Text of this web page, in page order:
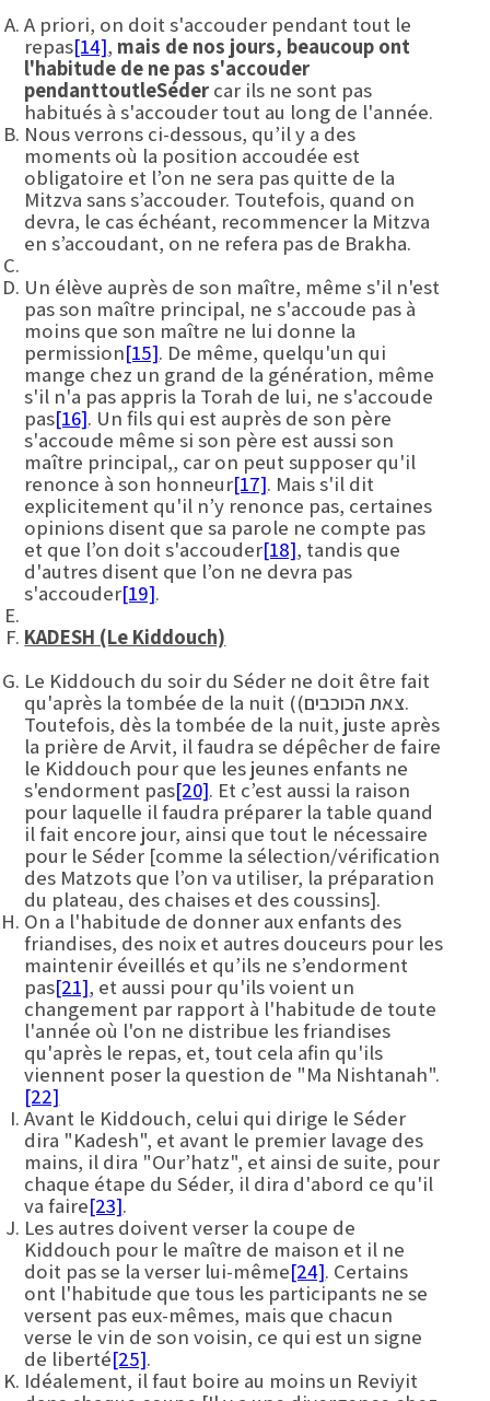
A priori, on doit s'accouder pendant tout le
repas[14], mais de nos jours, beaucoup ont
l'habitude de ne pas s'accouder
pendanttoutleSéder car ils ne sont pas
habitués à s'accouder tout au long de l'année.
Nous verrons ci-dessous, qu’il y a des
moments où la position accoudée est
obligatoire et l’on ne sera pas quitte de la
Mitzva sans s’accouder. Toutefois, quand on
devra, le cas échéant, recommencer la Mitzva
en s’accoudant, on ne refera pas de Brakha.
Un élève auprès de son maître, même s'il n'est
pas son maître principal, ne s'accoude pas à
moins que son maître ne lui donne la
permission[15]. De même, quelqu'un qui
mange chez un grand de la génération, même
s'il n'a pas appris la Torah de lui, ne s'accoude
pas[16]. Un fils qui est auprès de son père
s'accoude même si son père est aussi son
maître principal,, car on peut supposer qu'il
renonce à son honneur[17]. Mais s'il dit
explicitement qu'il n’y renonce pas, certaines
opinions disent que sa parole ne compte pas
et que l’on doit s'accouder[18], tandis que
d'autres disent que l’on ne devra pas
s'accouder[19].
KADESH (Le Kiddouch)
Le Kiddouch du soir du Séder ne doit être fait
qu'après la tombée de la nuit ((צאת הכוכבים.
Toutefois, dès la tombée de la nuit, juste après
la prière de Arvit, il faudra se dépêcher de faire
le Kiddouch pour que les jeunes enfants ne
s'endorment pas[20]. Et c’est aussi la raison
pour laquelle il faudra préparer la table quand
il fait encore jour, ainsi que tout le nécessaire
pour le Séder [comme la sélection/vérification
des Matzots que l’on va utiliser, la préparation
du plateau, des chaises et des coussins].
On a l'habitude de donner aux enfants des
friandises, des noix et autres douceurs pour les
maintenir éveillés et qu’ils ne s’endorment
pas[21], et aussi pour qu'ils voient un
changement par rapport à l'habitude de toute
l'année où l'on ne distribue les friandises
qu'après le repas, et, tout cela afin qu'ils
viennent poser la question de "Ma Nishtanah".
[22]
Avant le Kiddouch, celui qui dirige le Séder
dira "Kadesh", et avant le premier lavage des
mains, il dira "Our’hatz", et ainsi de suite, pour
chaque étape du Séder, il dira d'abord ce qu'il
va faire[23].
Les autres doivent verser la coupe de
Kiddouch pour le maître de maison et il ne
doit pas se la verser lui-même[24]. Certains
ont l'habitude que tous les participants ne se
versent pas eux-mêmes, mais que chacun
verse le vin de son voisin, ce qui est un signe
de liberté[25].
Idéalement, il faut boire au moins un Reviyit